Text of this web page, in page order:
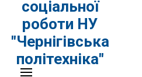
соціальної
роботи НУ
"Чернігівська
політехніка"